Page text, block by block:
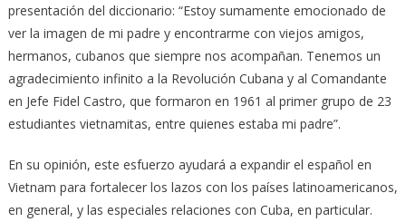
presentación del diccionario: “Estoy sumamente emocionado de
ver la imagen de mi padre y encontrarme con viejos amigos,
hermanos, cubanos que siempre nos acompañan. Tenemos un
agradecimiento infinito a la Revolución Cubana y al Comandante
en Jefe Fidel Castro, que formaron en 1961 al primer grupo de 23
estudiantes vietnamitas, entre quienes estaba mi padre”.
En su opinión, este esfuerzo ayudará a expandir el español en
Vietnam para fortalecer los lazos con los países latinoamericanos,
en general, y las especiales relaciones con Cuba, en particular.